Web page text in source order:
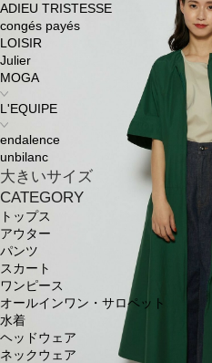
ADIEU TRISTESSE
congés payés
LOISIR
Julier
MOGA
L'EQUIPE
endalence
unbilanc
大きいサイズ
CATEGORY
トップス
アウター
パンツ
スカート
ワンピース
オールインワン・サロペット
水着
ヘッドウェア
ネックウェア